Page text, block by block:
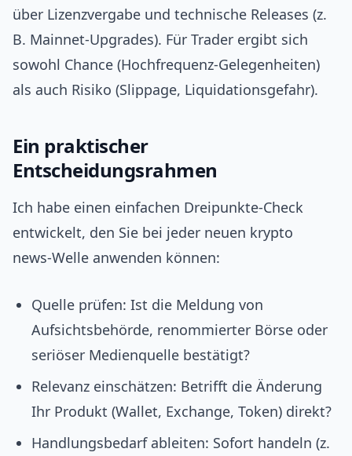
über Lizenzvergabe und technische Releases (z.
B. Mainnet‑Upgrades). Für Trader ergibt sich
sowohl Chance (Hochfrequenz‑Gelegenheiten)
als auch Risiko (Slippage, Liquidationsgefahr).
Ein praktischer
Entscheidungsrahmen
Ich habe einen einfachen Dreipunkte‑Check
entwickelt, den Sie bei jeder neuen krypto
news‑Welle anwenden können:
Quelle prüfen: Ist die Meldung von
Aufsichtsbehörde, renommierter Börse oder
seriöser Medienquelle bestätigt?
Relevanz einschätzen: Betrifft die Änderung
Ihr Produkt (Wallet, Exchange, Token) direkt?
Handlungsbedarf ableiten: Sofort handeln (z.